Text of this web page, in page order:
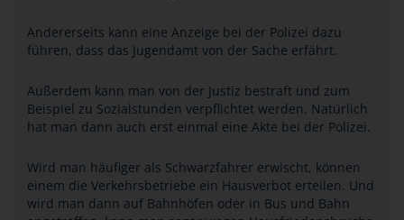
Andererseits kann eine Anzeige bei der Polizei dazu
führen, dass das Jugendamt von der Sache erfährt.
Außerdem kann man von der Justiz bestraft und zum
Beispiel zu Sozialstunden verpflichtet werden. Natürlich
hat man dann auch erst einmal eine Akte bei der Polizei.
Wird man häufiger als Schwarzfahrer erwischt, können
einem die Verkehrsbetriebe ein Hausverbot erteilen. Und
wird man dann auf Bahnhöfen oder in Bus und Bahn